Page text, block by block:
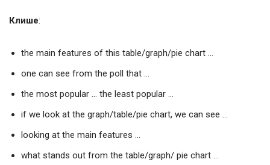
Клише:
the main features of this table/graph/pie chart …
one can see from the poll that …
the most popular … the least popular …
if we look at the graph/table/pie chart, we can see …
looking at the main features …
what stands out from the table/graph/ pie chart …